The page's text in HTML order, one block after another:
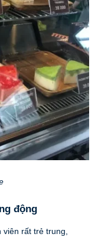
động
viên rất trẻ trung,